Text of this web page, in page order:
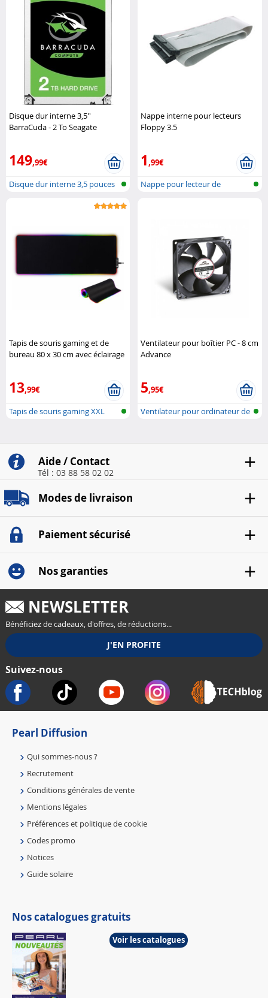
Disque dur interne 3,5''
BarraCuda - 2 To Seagate
149,99€
Disque dur interne 3,5 pouces
Nappe interne pour lecteurs
Floppy 3.5
1,99€
Nappe pour lecteur de
Tapis de souris gaming et de
bureau 80 x 30 cm avec éclairage
13,99€
Tapis de souris gaming XXL
Ventilateur pour boîtier PC - 8 cm
Advance
5,95€
Ventilateur pour ordinateur de
Aide / Contact
Tél : 03 88 58 02 02
Modes de livraison
Paiement sécurisé
Nos garanties
NEWSLETTER
Bénéficiez de cadeaux, d'offres, de réductions...
Suivez-nous
Pearl Diffusion
Qui sommes-nous ?
Recrutement
Conditions générales de vente
Mentions légales
Préférences et politique de cookie
Codes promo
Notices
Guide solaire
Nos catalogues gratuits
Voir les catalogues